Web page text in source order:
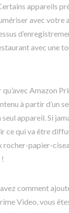
appareils
avec votre
avec une
Amazon
à partir d’un
appareil. Si
ce qui va être
rocher-papier-
comment
Video, vous